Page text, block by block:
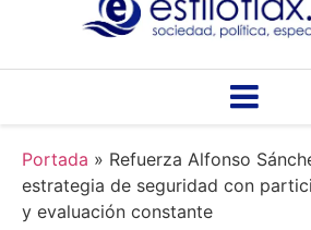
Portada » Refuerza Alfonso
estrategia de seguridad con
y evaluación constante